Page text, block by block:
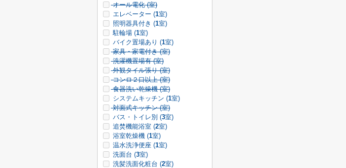
オール電化 (室)
エレベーター (1室)
照明器具付き (1室)
駐輪場 (1室)
バイク置場あり (1室)
家具・家電付き (室)
洗濯機置場有 (室)
外観タイル張り (室)
コンロ２口以上 (室)
食器洗い乾燥機 (室)
システムキッチン (1室)
対面式キッチン (室)
バス・トイレ別 (3室)
追焚機能浴室 (2室)
浴室乾燥機 (1室)
温水洗浄便座 (1室)
洗面台 (3室)
洗髪洗面化粧台 (2室)